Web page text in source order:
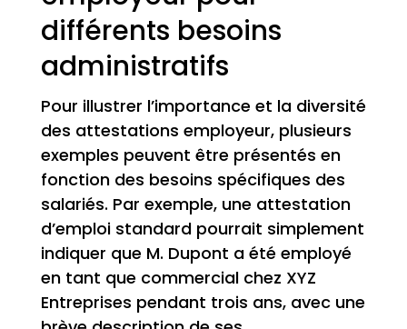
différents besoins
administratifs
Pour illustrer l’importance et la diversité
des attestations employeur, plusieurs
exemples peuvent être présentés en
fonction des besoins spécifiques des
salariés. Par exemple, une attestation
d’emploi standard pourrait simplement
indiquer que M. Dupont a été employé
en tant que commercial chez XYZ
Entreprises pendant trois ans, avec une